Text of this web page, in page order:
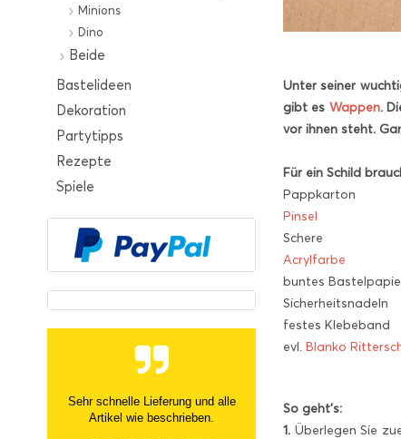
Minions
Dino
Beide
Bastelideen
Dekoration
Partytipps
Rezepte
Spiele
Sehr netter Kontakt, zügige Info
über nicht- Verfügbarkeit und
Unter seiner
gibt es Wappen.
vor ihnen steht.
Für ein Schild
Pappkarton
Pinsel
Schere
Acrylfarbe
buntes
Sicherheitsnadeln
festes Klebeband
evl. Blanko
So geht’s:
1. Überlegen Sie